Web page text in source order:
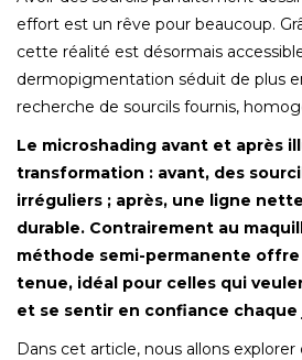
effort est un rêve pour beaucoup.
cette réalité est désormais
dermopigmentation séduit de plus
recherche de sourcils fournis,
Le microshading avant et après
transformation : avant, des
irréguliers ; après, une ligne
durable. Contrairement au
méthode semi-permanente
tenue, idéal pour celles qui
et se sentir en confiance chaque
Dans cet article, nous allons